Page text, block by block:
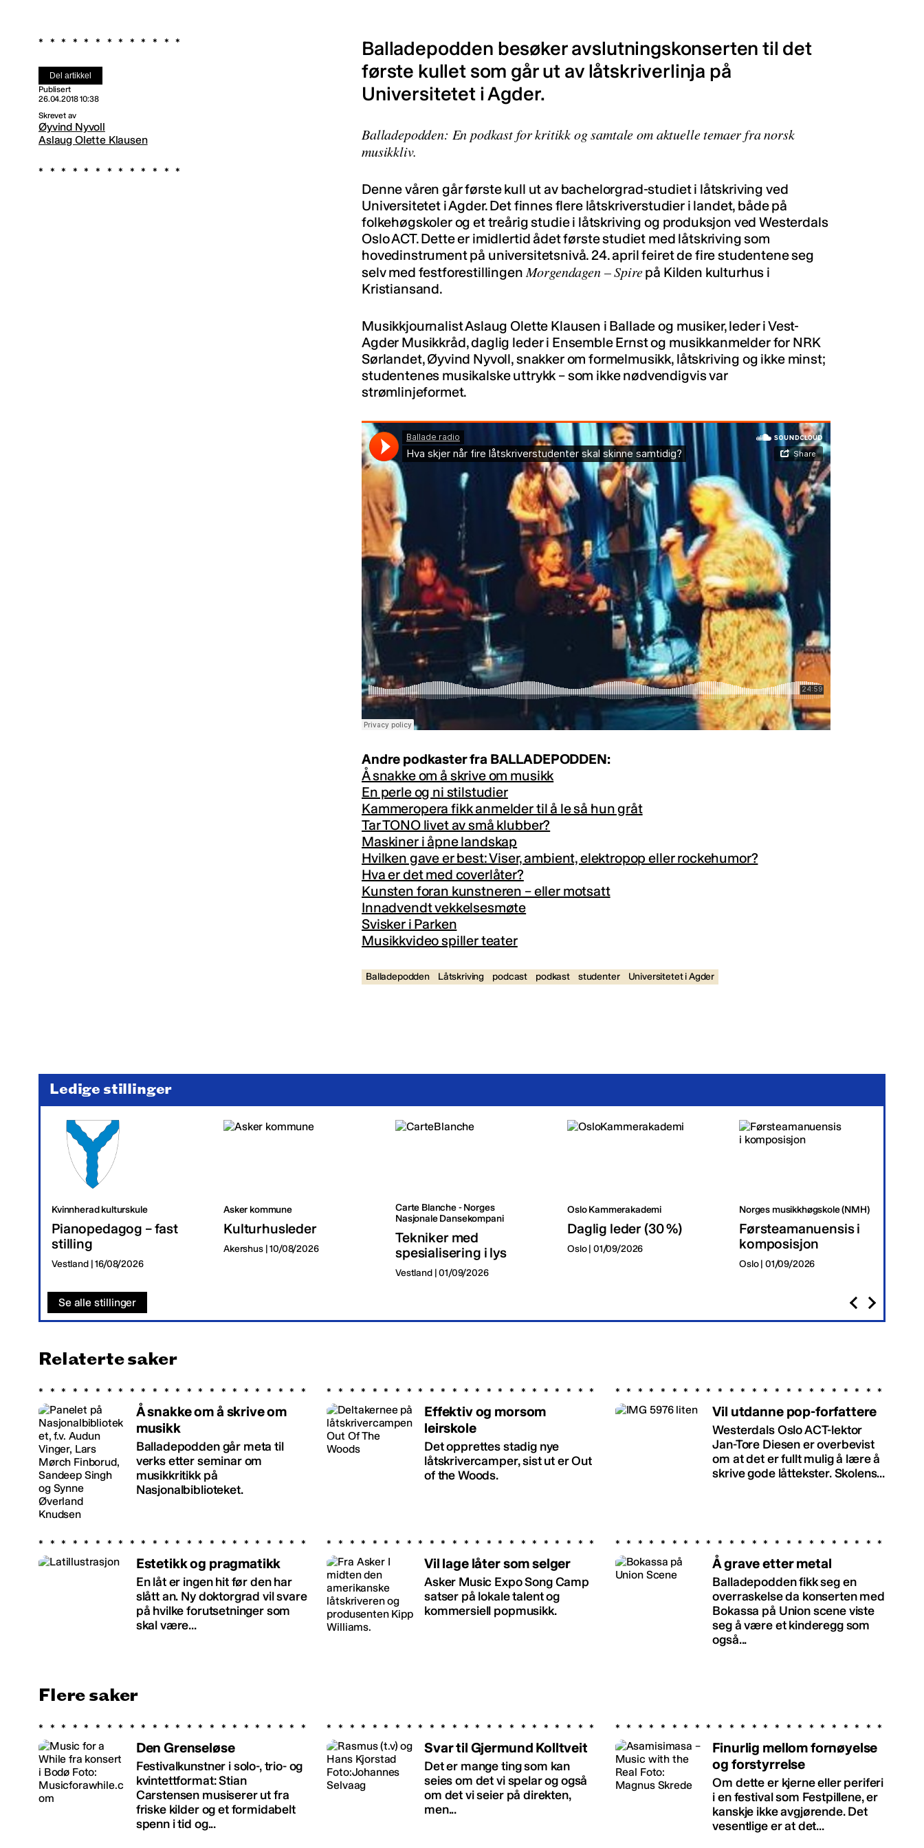
Del artikkel
Publisert
26.04.2018 10:38
Skrevet av
Øyvind Nyvoll
Aslaug Olette Klausen
Balladepodden besøker avslutningskonserten til det
første kullet som går ut av låtskriverlinja på
Universitetet i Agder.
Balladepodden: En podkast for kritikk og samtale om aktuelle temaer fra norsk
musikkliv.
Denne våren går første kull ut av bachelorgrad-studiet i låtskriving ved
Universitetet i Agder. Det finnes flere låtskriverstudier i landet, både på
folkehøgskoler og et treårig studie i låtskriving og produksjon ved Westerdals
Oslo ACT. Dette er imidlertid ådet første studiet med låtskriving som
hovedinstrument på universitetsnivå. 24. april feiret de fire studentene seg
selv med festforestillingenMorgendagen – Spirepå Kilden kulturhus i
Kristiansand.
Musikkjournalist Aslaug Olette Klausen i Ballade og musiker, leder i Vest-
Agder Musikkråd, daglig leder i Ensemble Ernst og musikkanmelder for NRK
Sørlandet, Øyvind Nyvoll, snakker om formelmusikk, låtskriving og ikke minst;
studentenes musikalske uttrykk – som ikke nødvendigvis var
strømlinjeformet.
Andre podkaster fra BALLADEPODDEN:
Å snakke om å skrive om musikk
En perle og ni stilstudier
Kammeropera fikk anmelder til å le så hun gråt
Tar TONO livet av små klubber?
Maskiner i åpne landskap
Hvilken gave er best: Viser, ambient, elektropop eller rockehumor?
Hva er det med coverlåter?
Kunsten foran kunstneren – eller motsatt
Innadvendt vekkelsesmøte
Svisker i Parken
Musikkvideo spiller teater
Balladepodden Låtskriving podcast podkast studenter Universitetet i Agder
Ledige stillinger
Kvinnherad kulturskule
Pianopedagog – fast
stilling
Vestland | 16/08/2026
Asker kommune
Kulturhusleder
Akershus | 10/08/2026
Carte Blanche - Norges
Nasjonale Dansekompani
Tekniker med
spesialisering i lys
Vestland | 01/09/2026
Oslo Kammerakademi
Daglig leder (30 %)
Oslo | 01/09/2026
Norges musikkhøgskole (NMH)
Førsteamanuensis i
komposisjon
Oslo | 01/09/2026
Se alle stillinger
Relaterte saker
Å snakke om å skrive om
musikk
Balladepodden går meta til
verks etter seminar om
musikkritikk på
Nasjonalbiblioteket.
Effektiv og morsom
leirskole
Det opprettes stadig nye
låtskrivercamper, sist ut er Out
of the Woods.
Vil utdanne pop-forfattere
Westerdals Oslo ACT-lektor
Jan-Tore Diesen er overbevist
om at det er fullt mulig å lære å
skrive gode låttekster. Skolens...
Estetikk og pragmatikk
En låt er ingen hit før den har
slått an. Ny doktorgrad vil svare
på hvilke forutsetninger som
skal være...
Vil lage låter som selger
Asker Music Expo Song Camp
satser på lokale talent og
kommersiell popmusikk.
Å grave etter metal
Balladepodden fikk seg en
overraskelse da konserten med
Bokassa på Union scene viste
seg å være et kinderegg som
også...
Flere saker
Den Grenseløse
Festivalkunstner i solo-, trio- og
kvintettformat: Stian
Carstensen musiserer ut fra
friske kilder og et formidabelt
spenn i tid og...
Svar til Gjermund Kolltveit
Det er mange ting som kan
seies om det vi spelar og også
om det vi seier på direkten,
men...
Finurlig mellom fornøyelse
og forstyrrelse
Om dette er kjerne eller periferi
i en festival som Festpillene, er
kanskje ikke avgjørende. Det
vesentlige er at det...